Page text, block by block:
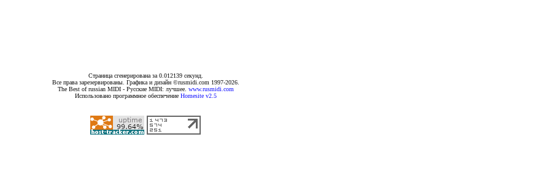
Страница сгенерирована за 0.012139 секунд.
Все права зарезервированы. Графика и дизайн ©rusmidi.com 1997-2026.
The Best of russian MIDI - Русские MIDI: лучшее. www.rusmidi.com
Использовано программное обеспечение Homesite v2.5